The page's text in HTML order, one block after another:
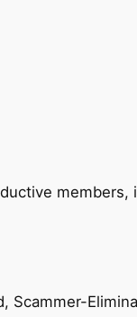
Scammer-